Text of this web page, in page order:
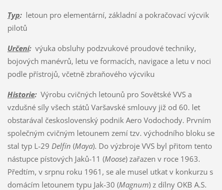
Typ:letoun pro elementární, základní a pokračovací výcvik
pilotů
Určení:výuka obsluhy podzvukové proudové techniky,
bojových manévrů, letu ve formacích, navigace a letu v noci
podle přístrojů, včetně zbraňového výcviku
Historie:Výrobu cvičných letounů pro Sovětské VVS a
vzdušné síly všech států Varšavské smlouvy již od 60. let
obstarával československý podnik Aero Vodochody. Prvním
společným cvičným letounem zemí tzv. východního bloku se
stal typ L-29 Delfín (Maya). Do výzbroje VVS byl přitom tento
nástupce pístových Jaků-11 (Moose) zařazen v roce 1963.
Předtím, v srpnu roku 1961, se ale musel utkat v konkurzu s
domácím letounem typu Jak-30 (Magnum) z dílny OKB A.S.